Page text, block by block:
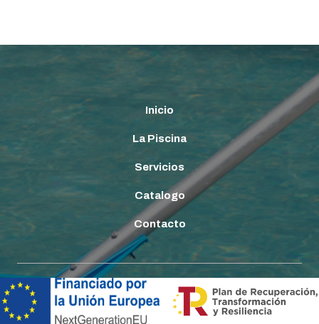
Inicio
La Piscina
Servicios
Catalogo
Contacto